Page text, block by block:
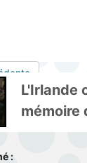
L'Irlande
mémoire
: